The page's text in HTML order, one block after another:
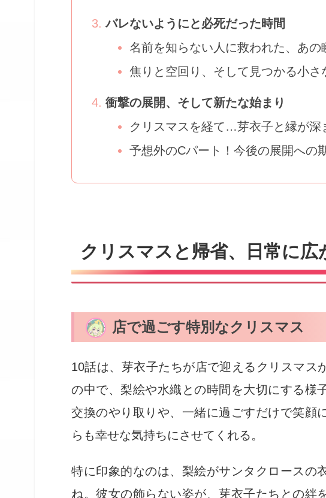
バレないようにと必死だった時間
名前を知らない人に救われた、あの
焦りと空回り、そして見つかる小さ
衝撃の展開、そして新たな始まり
クリスマスを経て…芽衣子と縁が深
予想外のCパート！今後の展開への
クリスマスと帰省、日常に広
店で過ごす特別なクリスマス
10話は、芽衣子たちが店で迎えるクリスマス
の中で、梨絵や水織との時間を大切にする様
交換のやり取りや、一緒に過ごすだけで笑顔
らも幸せな気持ちにさせてくれる。
特に印象的なのは、梨絵がサンタクロースの
ね。彼女の飾らない姿が、芽衣子たちとの絆